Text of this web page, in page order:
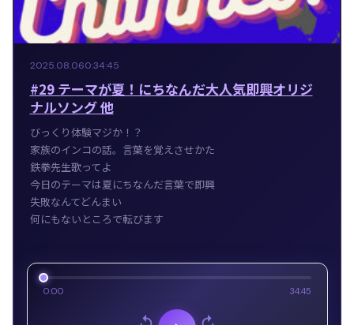
2025.08.060:34:45
#29 テーマが夏！にちなんだ大人気即興オリジ
ナルソング 他
びっくり体験マジか！？
家族のインコの話。言葉を覚えさせかた
鉄拳先生歌ってよ
今日のテーマは夏にちなんだ言葉で即興
失敗なんてどんまい
何にもないところで転びます
0:00 34:45